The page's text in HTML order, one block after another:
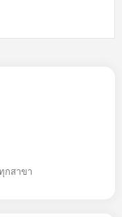
กสาขา